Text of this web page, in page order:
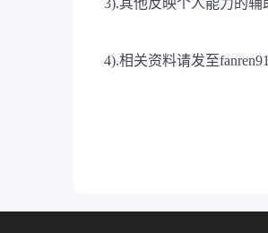
3).其他反映个人能力的辅
4).相关资料请发至